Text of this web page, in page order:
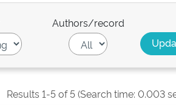
Authors/record
Results 1-5 of 5 (Search time: 0.003